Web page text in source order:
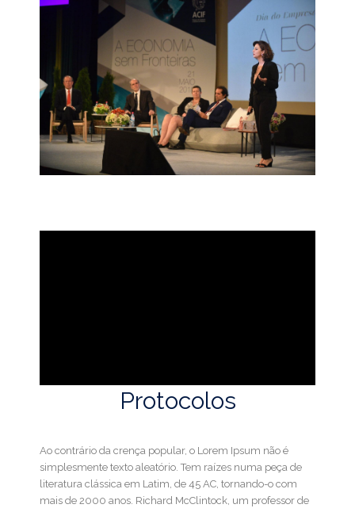
Protocolos
Ao contrário da crença popular, o Lorem Ipsum não é
simplesmente texto aleatório. Tem raízes numa peça de
literatura clássica em Latim, de 45 AC, tornando-o com
mais de 2000 anos. Richard McClintock, um professor de